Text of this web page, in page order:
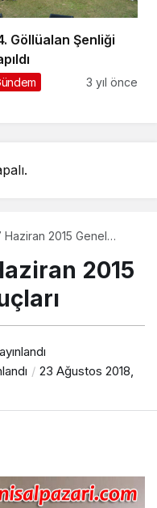
Göllüalan Şenliği
3 yıl önce
Haziran 2015 Genel
2015
23 Ağustos 2018,